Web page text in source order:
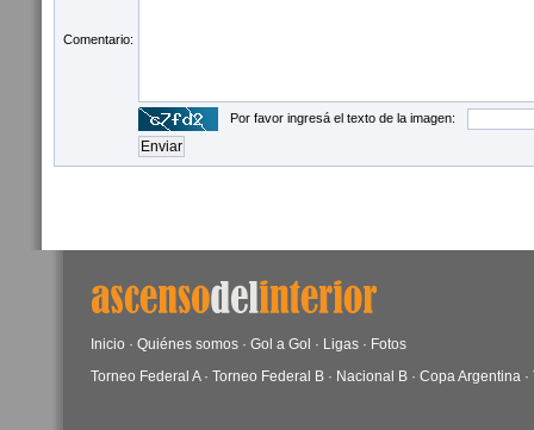
Comentario:
Por favor ingresá el texto de la imagen:
Inicio · Quiénes somos · Gol a Gol · Ligas · Fotos
Torneo Federal A· Torneo Federal B · Nacional B · Copa Argentina ·